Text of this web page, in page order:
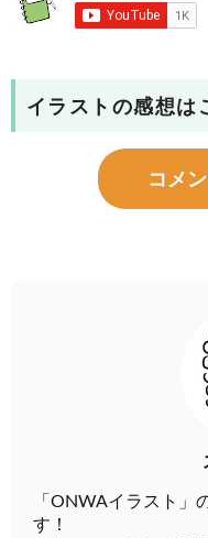
イラストの感想は
コメ
「ONWAイラスト」
す！